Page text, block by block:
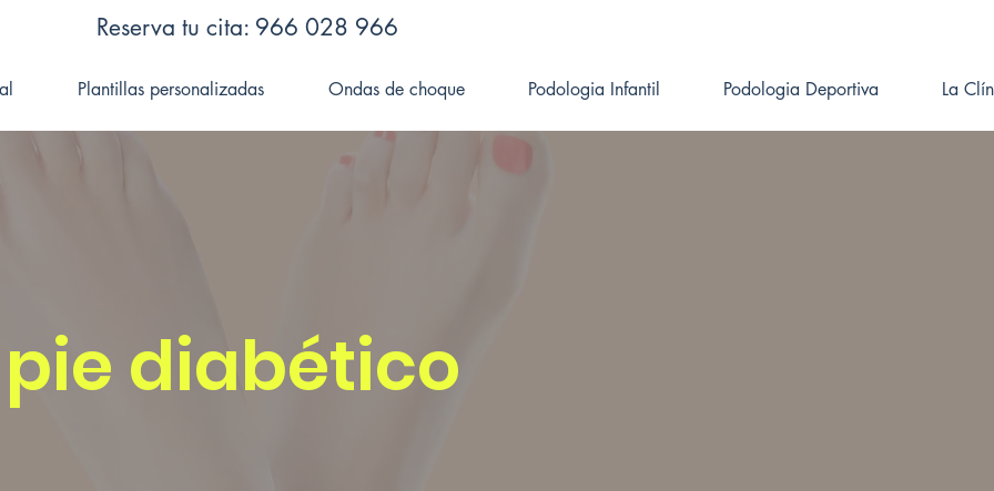
Reserva tu cita: 966 028 966
Plantillas personalizadas Ondas de choque Podologia Infantil Podologia Deportiva La
diabético